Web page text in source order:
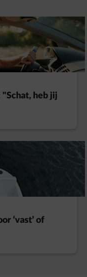
heb jij
‘vast’ of